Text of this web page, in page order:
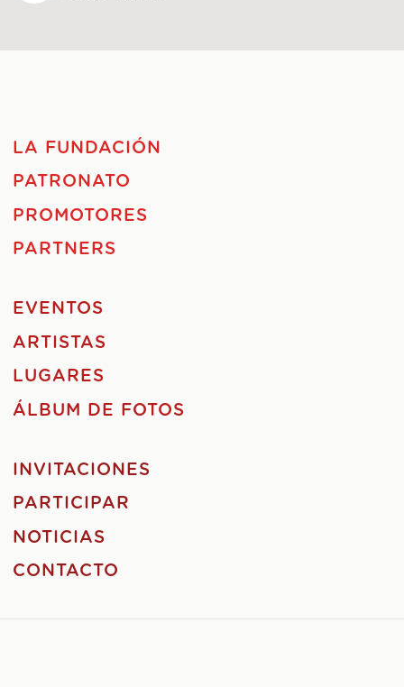
LA FUNDACIÓN
PATRONATO
PROMOTORES
PARTNERS
EVENTOS
ARTISTAS
LUGARES
ÁLBUM DE FOTOS
INVITACIONES
PARTICIPAR
NOTICIAS
CONTACTO